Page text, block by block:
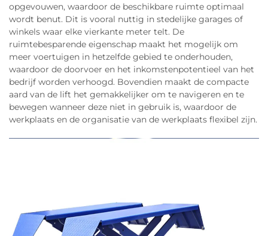
opgevouwen, waardoor de beschikbare ruimte optimaal
wordt benut. Dit is vooral nuttig in stedelijke garages of
winkels waar elke vierkante meter telt. De
ruimtebesparende eigenschap maakt het mogelijk om
meer voertuigen in hetzelfde gebied te onderhouden,
waardoor de doorvoer en het inkomstenpotentieel van het
bedrijf worden verhoogd. Bovendien maakt de compacte
aard van de lift het gemakkelijker om te navigeren en te
bewegen wanneer deze niet in gebruik is, waardoor de
werkplaats en de organisatie van de werkplaats flexibel zijn.